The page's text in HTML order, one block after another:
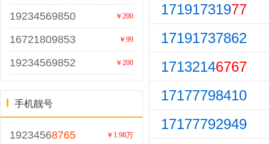
19234569850 ￥200
16721809853 ￥99
19234569852 ￥200
手机靓号
19234568765 ￥1.98万
17191731977
17191737862
17132146767
17177798410
17177792949